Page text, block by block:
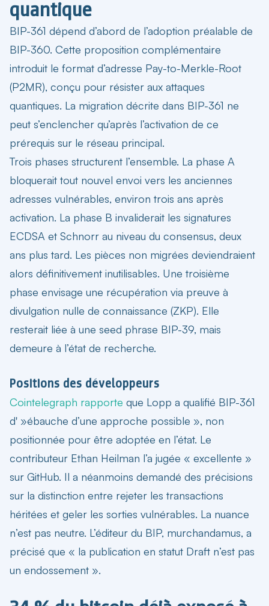
quantique
BIP-361 dépend d’abord de l’adoption préalable de
BIP-360. Cette proposition complémentaire
introduit le format d’adresse Pay-to-Merkle-Root
(P2MR), conçu pour résister aux attaques
quantiques. La migration décrite dans BIP-361 ne
peut s’enclencher qu’après l’activation de ce
prérequis sur le réseau principal.
Trois phases structurent l’ensemble. La phase A
bloquerait tout nouvel envoi vers les anciennes
adresses vulnérables, environ trois ans après
activation. La phase B invaliderait les signatures
ECDSA et Schnorr au niveau du consensus, deux
ans plus tard. Les pièces non migrées deviendraient
alors définitivement inutilisables. Une troisième
phase envisage une récupération via preuve à
divulgation nulle de connaissance (ZKP). Elle
resterait liée à une seed phrase BIP-39, mais
demeure à l’état de recherche.
Positions des développeurs
Cointelegraph rapporte que Lopp a qualifié BIP-361
d' »ébauche d’une approche possible », non
positionnée pour être adoptée en l’état. Le
contributeur Ethan Heilman l’a jugée « excellente »
sur GitHub. Il a néanmoins demandé des précisions
sur la distinction entre rejeter les transactions
héritées et geler les sorties vulnérables. La nuance
n’est pas neutre. L’éditeur du BIP, murchandamus, a
précisé que « la publication en statut Draft n’est pas
un endossement ».